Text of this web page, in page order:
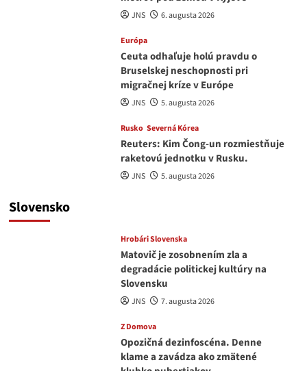
JNS 6. augusta 2026
Európa
Ceuta odhaľuje holú pravdu o
Bruselskej neschopnosti pri
migračnej kríze v Európe
JNS 5. augusta 2026
Rusko Severná Kórea
Reuters: Kim Čong-un rozmiestňuje
raketovú jednotku v Rusku.
JNS 5. augusta 2026
Slovensko
Hrobári Slovenska
Matovič je zosobnením zla a
degradácie politickej kultúry na
Slovensku
JNS 7. augusta 2026
Z Domova
Opozičná dezinfoscéna. Denne
klame a zavádza ako zmätené